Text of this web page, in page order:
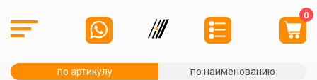
0
по артикулу по наименованию